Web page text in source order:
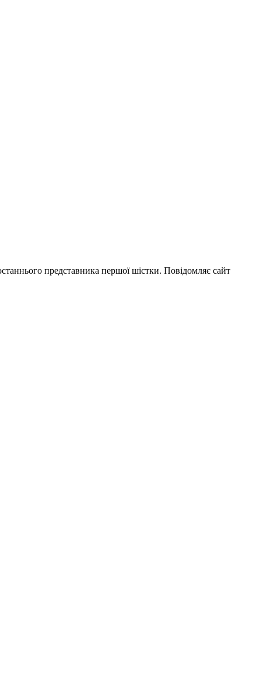
представника першої шістки. Повідомляє сайт